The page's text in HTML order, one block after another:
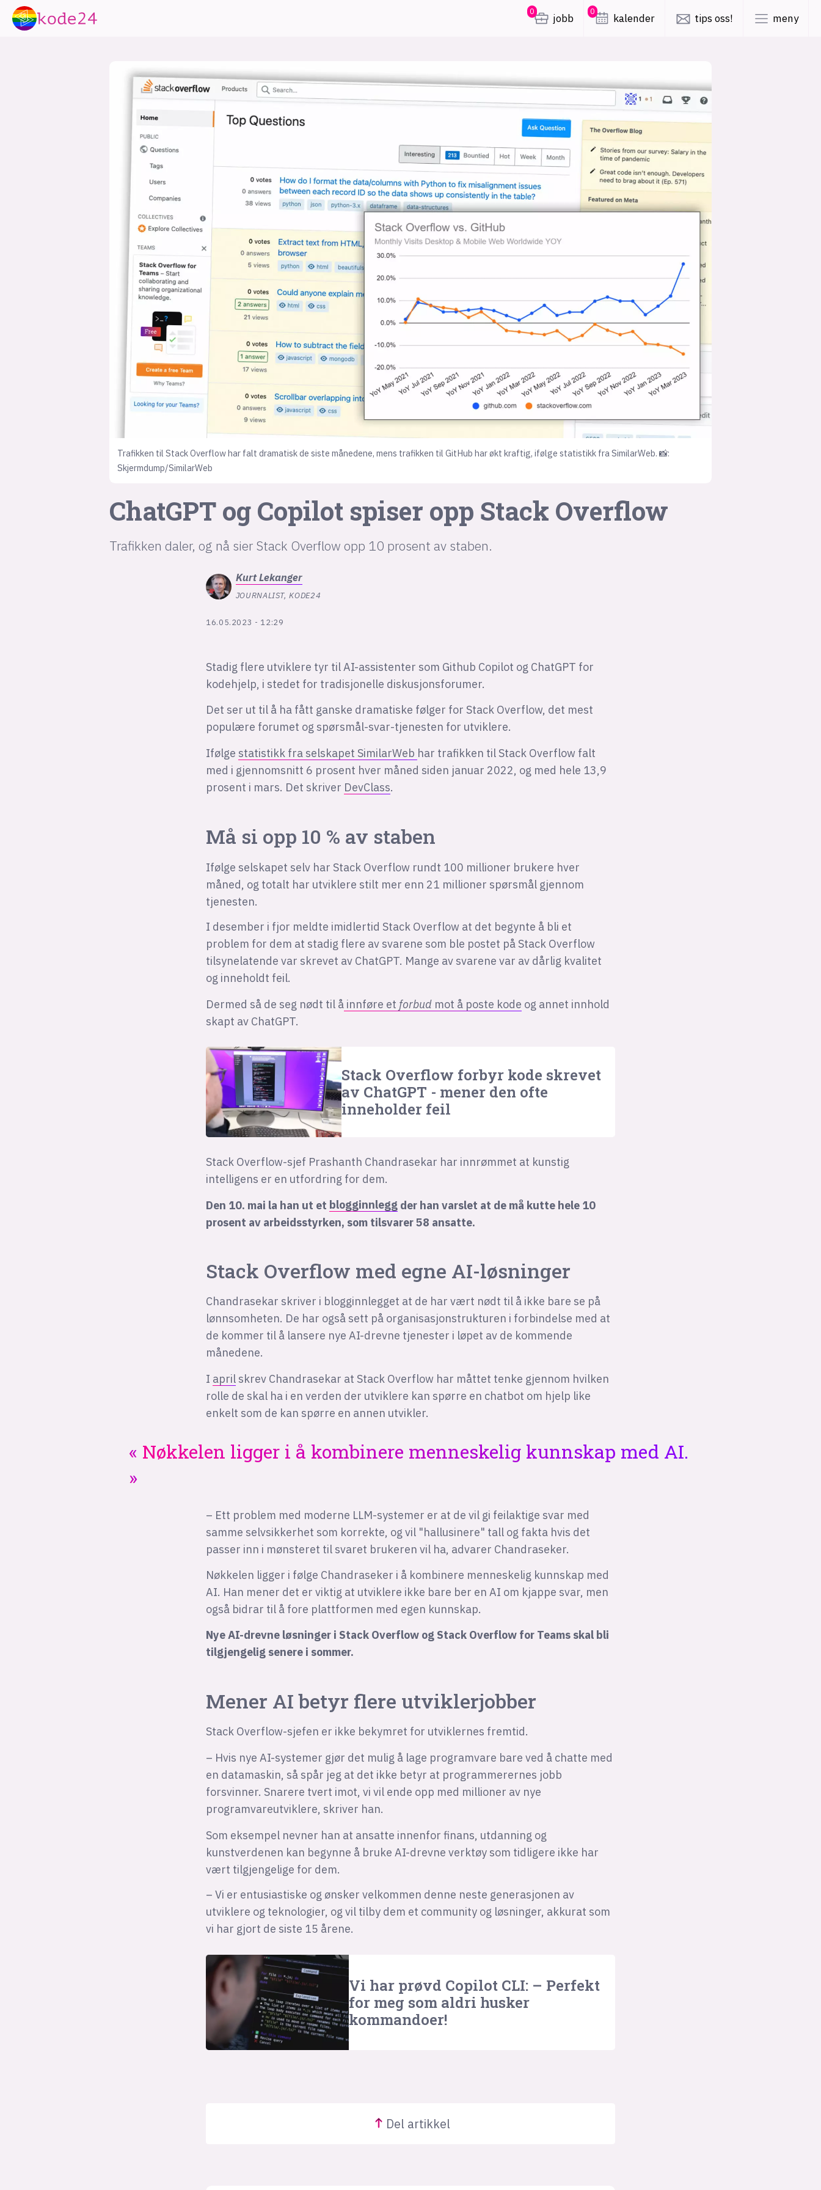
0
jobb
0
kalender tips oss! meny
Trafikken til Stack Overflow har falt dramatisk de siste månedene, mens trafikken til GitHub har økt kraftig, ifølge statistikk fra SimilarWeb. 📸:
Skjermdump/SimilarWeb
ChatGPT og Copilot spiser opp Stack Overflow
Trafikken daler, og nå sier Stack Overflow opp 10 prosent av staben.
KurtLekanger
JOURNALIST, KODE24
16.05.2023 - 12:29
Stadig flere utviklere tyr til AI-assistenter som Github Copilot og ChatGPT for
kodehjelp, i stedet for tradisjonelle diskusjonsforumer.
Det ser ut til å ha fått ganske dramatiske følger for Stack Overflow, det mest
populære forumet og spørsmål-svar-tjenesten for utviklere.
Ifølge statistikk fra selskapet SimilarWeb har trafikken til Stack Overflow falt
med i gjennomsnitt 6 prosent hver måned siden januar 2022, og med hele 13,9
prosent i mars. Det skriver DevClass.
Må si opp 10 % av staben
Ifølge selskapet selv har Stack Overflow rundt 100 millioner brukere hver
måned, og totalt har utviklere stilt mer enn 21 millioner spørsmål gjennom
tjenesten.
I desember i fjor meldte imidlertid Stack Overflow at det begynte å bli et
problem for dem at stadig flere av svarene som ble postet på Stack Overflow
tilsynelatende var skrevet av ChatGPT. Mange av svarene var av dårlig kvalitet
og inneholdt feil.
Dermed så de seg nødt til å innføre et forbud mot å poste kode og annet innhold
skapt av ChatGPT.
Stack Overflow forbyr kode skrevet
av ChatGPT - mener den ofte
inneholder feil
Stack Overflow-sjef Prashanth Chandrasekar har innrømmet at kunstig
intelligens er en utfordring for dem.
Den 10. mai la han ut et blogginnlegg der han varslet at de må kutte hele 10
prosent av arbeidsstyrken, som tilsvarer 58 ansatte.
Stack Overflow med egne AI-løsninger
Chandrasekar skriver i blogginnlegget at de har vært nødt til å ikke bare se på
lønnsomheten. De har også sett på organisasjonstrukturen i forbindelse med at
de kommer til å lansere nye AI-drevne tjenester i løpet av de kommende
månedene.
I april skrev Chandrasekar at Stack Overflow har måttet tenke gjennom hvilken
rolle de skal ha i en verden der utviklere kan spørre en chatbot om hjelp like
enkelt som de kan spørre en annen utvikler.
Nøkkelen ligger i å kombinere menneskelig kunnskap med AI.
– Ett problem med moderne LLM-systemer er at de vil gi feilaktige svar med
samme selvsikkerhet som korrekte, og vil "hallusinere" tall og fakta hvis det
passer inn i mønsteret til svaret brukeren vil ha, advarer Chandraseker.
Nøkkelen ligger i følge Chandraseker i å kombinere menneskelig kunnskap med
AI. Han mener det er viktig at utviklere ikke bare ber en AI om kjappe svar, men
også bidrar til å fore plattformen med egen kunnskap.
Nye AI-drevne løsninger i Stack Overflow og Stack Overflow for Teams skal bli
tilgjengelig senere i sommer.
Mener AI betyr flere utviklerjobber
Stack Overflow-sjefen er ikke bekymret for utviklernes fremtid.
– Hvis nye AI-systemer gjør det mulig å lage programvare bare ved å chatte med
en datamaskin, så spår jeg at det ikke betyr at programmerernes jobb
forsvinner. Snarere tvert imot, vi vil ende opp med millioner av nye
programvareutviklere, skriver han.
Som eksempel nevner han at ansatte innenfor finans, utdanning og
kunstverdenen kan begynne å bruke AI-drevne verktøy som tidligere ikke har
vært tilgjengelige for dem.
– Vi er entusiastiske og ønsker velkommen denne neste generasjonen av
utviklere og teknologier, og vil tilby dem et community og løsninger, akkurat som
vi har gjort de siste 15 årene.
Vi har prøvd Copilot CLI: – Perfekt
for meg som aldri husker
kommandoer!
Delartikkel
karriere meninger
sikkerhet kontor frontend backend
apputvikling
IoT design tilgjengelighet ukas koder inn/ut
lys modus
mørk modus
nyhetsbrev
kode24-klubben
LinkedIn
Bluesky
Facebook
annonsepriser
annonseguide
suksesshistorier
Bli firmapartner